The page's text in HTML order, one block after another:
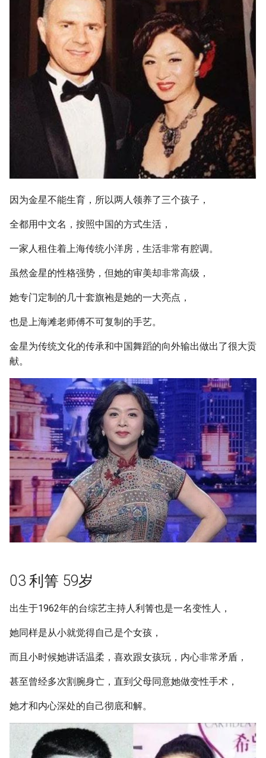
因为金星不能生育，所以两人领养了三个孩子，
全都用中文名，按照中国的方式生活，
一家人租住着上海传统小洋房，生活非常有腔调。
虽然金星的性格强势，但她的审美却非常高级，
她专门定制的几十套旗袍是她的一大亮点，
也是上海滩老师傅不可复制的手艺。
金星为传统文化的传承和中国舞蹈的向外输出做出了很大贡
献。
03 利箐 59岁
出生于1962年的台综艺主持人利箐也是一名变性人，
她同样是从小就觉得自己是个女孩，
而且小时候她讲话温柔，喜欢跟女孩玩，内心非常矛盾，
甚至曾经多次割腕身亡，直到父母同意她做变性手术，
她才和内心深处的自己彻底和解。